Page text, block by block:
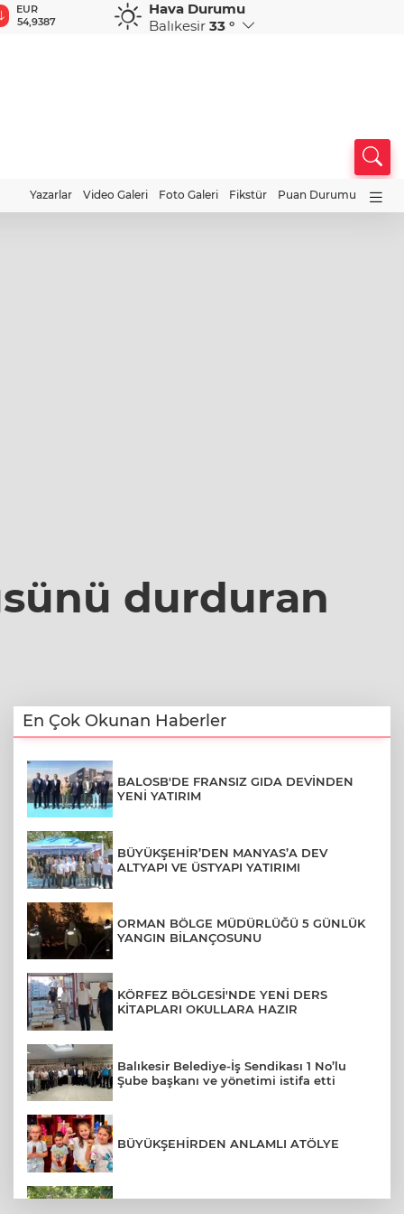
GBP
64,1387
CHF
58,5444
CAD
33,9214
Hava Durumu
Balıkesir 33 °
Yazarlar Video Galeri Foto Galeri Fikstür Puan Durumu
durduran
En Çok Okunan Haberler
BALOSB'DE FRANSIZ GIDA DEVİNDEN
YENİ YATIRIM
BÜYÜKŞEHİR’DEN MANYAS’A DEV
ALTYAPI VE ÜSTYAPI YATIRIMI
ORMAN BÖLGE MÜDÜRLÜĞÜ 5 GÜNLÜK
YANGIN BİLANÇOSUNU
KÖRFEZ BÖLGESİ'NDE YENİ DERS
KİTAPLARI OKULLARA HAZIR
Balıkesir Belediye-İş Sendikası 1 No’lu
Şube başkanı ve yönetimi istifa etti
BÜYÜKŞEHİRDEN ANLAMLI ATÖLYE